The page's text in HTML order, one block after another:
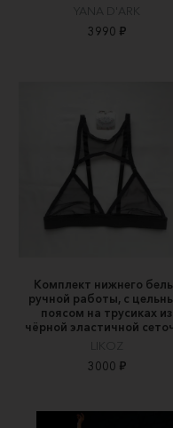
YANA D'ARK
3990 ₽
Комплект нижнего
ручной работы, с
поясом на трусиках из
чёрной эластичной
3000 ₽